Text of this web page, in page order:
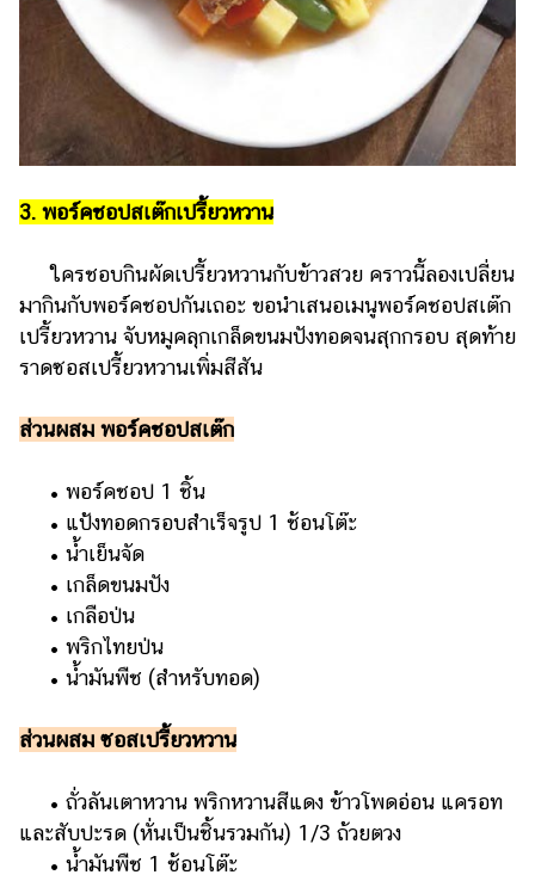
3. พอร์คชอปสเต๊กเปรี้ยวหวาน
ใครชอบกินผัดเปรี้ยวหวานกับข้าวสวย คราวนี้ลองเปลี่ยน
มากินกับพอร์คชอปกันเถอะ ขอนำเสนอเมนูพอร์คชอปสเต๊ก
เปรี้ยวหวาน จับหมูคลุกเกล็ดขนมปังทอดจนสุกกรอบ สุดท้าย
ราดซอสเปรี้ยวหวานเพิ่มสีสัน
ส่วนผสม พอร์คชอปสเต๊ก
• พอร์คชอป 1 ชิ้น
• แป้งทอดกรอบสำเร็จรูป 1 ช้อนโต๊ะ
• น้ำเย็นจัด
• เกล็ดขนมปัง
• เกลือป่น
• พริกไทยป่น
• น้ำมันพืช (สำหรับทอด)
ส่วนผสม ซอสเปรี้ยวหวาน
• ถั่วลันเตาหวาน พริกหวานสีแดง ข้าวโพดอ่อน แครอท
และสับปะรด (หั่นเป็นชิ้นรวมกัน) 1/3 ถ้วยตวง
• น้ำมันพืช 1 ช้อนโต๊ะ